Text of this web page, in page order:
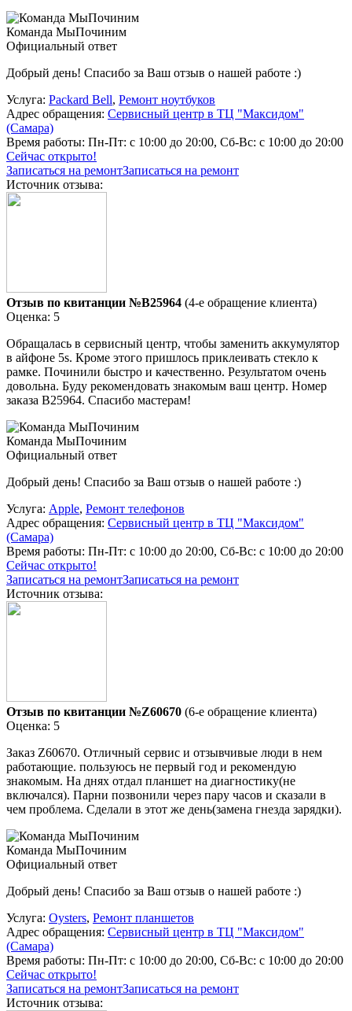
Команда МыПочиним
Официальный ответ
Добрый день! Спасибо за Ваш отзыв о нашей работе :)
Услуга: Packard Bell, Ремонт ноутбуков
Адрес обращения: Сервисный центр в ТЦ "Максидом"
(Самара)
Время работы: Пн-Пт: с 10:00 до 20:00, Сб-Вс: с 10:00 до 20:00
Сейчас открыто!
Записаться на ремонтЗаписаться на ремонт
Источник отзыва:
Отзыв по квитанции №B25964 (4-е обращение клиента)
Оценка: 5
Обращалась в сервисный центр, чтобы заменить аккумулятор
в айфоне 5s. Кроме этого пришлось приклеивать стекло к
рамке. Починили быстро и качественно. Результатом очень
довольна. Буду рекомендовать знакомым ваш центр. Номер
заказа В25964. Спасибо мастерам!
Команда МыПочиним
Официальный ответ
Добрый день! Спасибо за Ваш отзыв о нашей работе :)
Услуга: Apple, Ремонт телефонов
Адрес обращения: Сервисный центр в ТЦ "Максидом"
(Самара)
Время работы: Пн-Пт: с 10:00 до 20:00, Сб-Вс: с 10:00 до 20:00
Сейчас открыто!
Записаться на ремонтЗаписаться на ремонт
Источник отзыва:
Отзыв по квитанции №Z60670 (6-е обращение клиента)
Оценка: 5
Заказ Z60670. Отличный сервис и отзывчивые люди в нем
работающие. пользуюсь не первый год и рекомендую
знакомым. На днях отдал планшет на диагностику(не
включался). Парни позвонили через пару часов и сказали в
чем проблема. Сделали в этот же день(замена гнезда зарядки).
Команда МыПочиним
Официальный ответ
Добрый день! Спасибо за Ваш отзыв о нашей работе :)
Услуга: Oysters, Ремонт планшетов
Адрес обращения: Сервисный центр в ТЦ "Максидом"
(Самара)
Время работы: Пн-Пт: с 10:00 до 20:00, Сб-Вс: с 10:00 до 20:00
Сейчас открыто!
Записаться на ремонтЗаписаться на ремонт
Источник отзыва: